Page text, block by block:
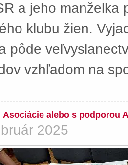
a jeho manželka
klubu žien.
pôde
vzhľadom na
Asociácie alebo s podporou
2025